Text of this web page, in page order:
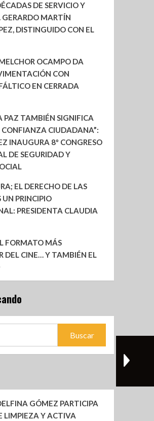
DE SERVICIO Y
GERARDO MARTÍN
DISTINGUIDO CON EL
OCAMPO DA
CON
EN CERRADA
PAZ TAMBIÉN SIGNIFICA
CONFIANZA CIUDADANA”:
INAUGURA 8º CONGRESO
DE SEGURIDAD Y
EL DERECHO DE LAS
PRINCIPIO
PRESIDENTA CLAUDIA
FORMATO MÁS
DEL CINE… Y TAMBIÉN EL
GÓMEZ PARTICIPA
LIMPIEZA Y ACTIVA